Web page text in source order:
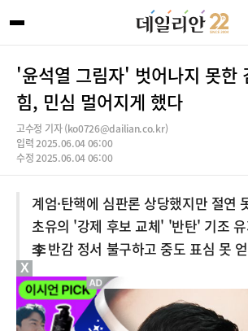
'윤석열 그림자' 벗어나지 못한
힘, 민심 멀어지게 했다
고수정 기자 (ko0726@dailian.co.kr)
입력 2025.06.04 06:00
수정 2025.06.04 06:00
계엄·탄핵에 심판론 상당했지만 절연
초유의 '강제 후보 교체' '반탄' 기조
李 반감 정서 불구하고 중도 표심 못
X